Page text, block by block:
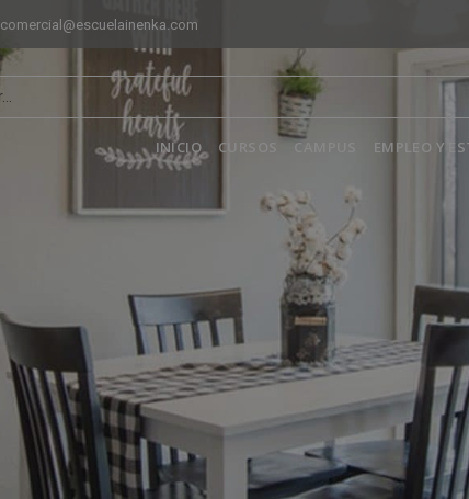
comercial@escuelainenka.com
INICIO CURSOS CAMPUS EMPLEO Y